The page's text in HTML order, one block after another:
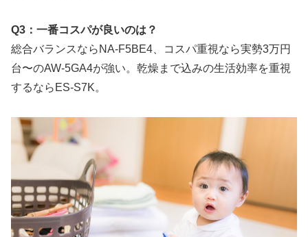
Q3：一番コスパが良いのは？
総合バランスならNA-F5BE4、コスパ重視なら実勢3万円
台〜のAW-5GA4が強い。乾燥まで込みの生活効率を重視
するならES-S7K。